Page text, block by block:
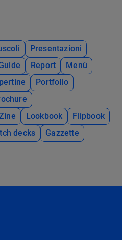
Presentazioni
Report
Menù
Portfolio
Lookbook
Flipbook
decks
Gazzette